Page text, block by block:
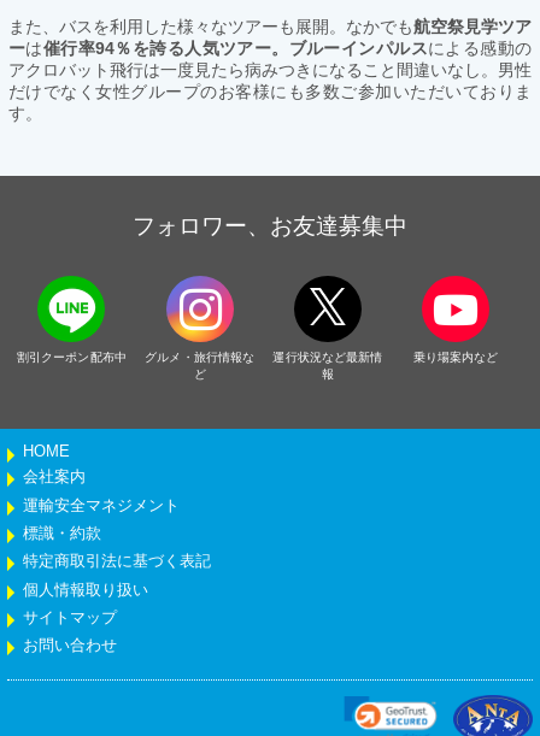
また、バスを利用した様々なツアーも展開。なかでも航空祭見学ツア
ーは催行率94％を誇る人気ツアー。ブルーインパルスによる感動の
アクロバット飛行は一度見たら病みつきになること間違いなし。男性
だけでなく女性グループのお客様にも多数ご参加いただいておりま
す。
フォロワー、お友達募集中
割引クーポン配布中
グルメ・旅行情報な
ど
運行状況など最新情
報
乗り場案内など
HOME
会社案内
運輸安全マネジメント
標識・約款
特定商取引法に基づく表記
個人情報取り扱い
サイトマップ
お問い合わせ